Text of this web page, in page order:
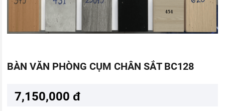
BÀN VĂN PHÒNG CỤM CHÂN SẮT BC128
7,150,000 đ